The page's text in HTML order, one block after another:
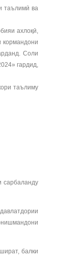
таълимӣ ва
ахлоқӣ,
кормандони
Соли
гардид,
таълиму
сарбаланду
балки